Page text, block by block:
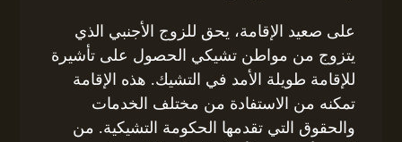
على صعيد الإقامة، يحق للزوج الأجنبي الذي
يتزوج من مواطن تشيكي الحصول على تأشيرة
للإقامة طويلة الأمد في التشيك. هذه الإقامة
تمكنه من الاستفادة من مختلف الخدمات
والحقوق التي تقدمها الحكومة التشيكية. من